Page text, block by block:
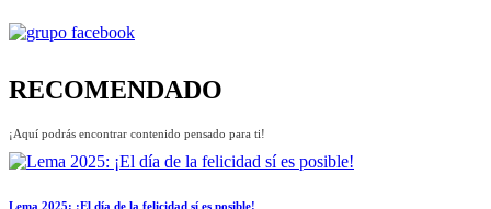
RECOMENDADO
¡Aquí podrás encontrar contenido pensado para ti!
Lema 2025: ¡El día de la felicidad sí es posible!